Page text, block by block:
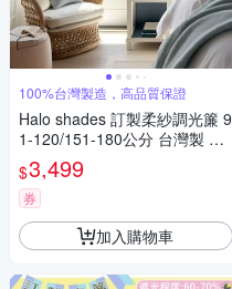
100%台灣製造，高品質保證
Halo shades 訂製柔紗調光簾 9
1-120/151-180公分 台灣製 客
製化
$3,499
券
加入購物車